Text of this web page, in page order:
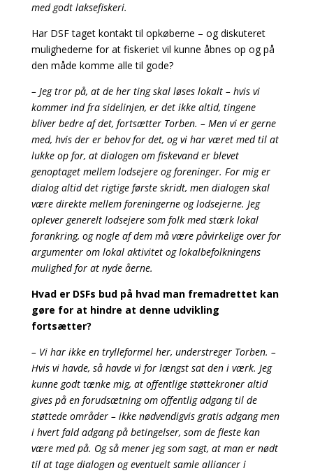
med godt laksefiskeri.
Har DSF taget kontakt til opkøberne – og diskuteret
mulighederne for at fiskeriet vil kunne åbnes op og på
den måde komme alle til gode?
– Jeg tror på, at de her ting skal løses lokalt – hvis vi
kommer ind fra sidelinjen, er det ikke altid, tingene
bliver bedre af det, fortsætter Torben. – Men vi er gerne
med, hvis der er behov for det, og vi har været med til at
lukke op for, at dialogen om fiskevand er blevet
genoptaget mellem lodsejere og foreninger. For mig er
dialog altid det rigtige første skridt, men dialogen skal
være direkte mellem foreningerne og lodsejerne. Jeg
oplever generelt lodsejere som folk med stærk lokal
forankring, og nogle af dem må være påvirkelige over for
argumenter om lokal aktivitet og lokalbefolkningens
mulighed for at nyde åerne.
Hvad er DSFs bud på hvad man fremadrettet kan
gøre for at hindre at denne udvikling
fortsætter?
– Vi har ikke en trylleformel her, understreger Torben. –
Hvis vi havde, så havde vi for længst sat den i værk. Jeg
kunne godt tænke mig, at offentlige støttekroner altid
gives på en forudsætning om offentlig adgang til de
støttede områder – ikke nødvendigvis gratis adgang men
i hvert fald adgang på betingelser, som de fleste kan
være med på. Og så mener jeg som sagt, at man er nødt
til at tage dialogen og eventuelt samle alliancer i